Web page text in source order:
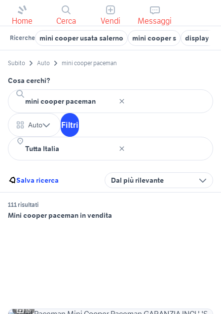
Home Cerca Vendi Messaggi
Ricerche mini cooper usata salerno mini cooper s display
Subito Auto mini cooper paceman
Cosa cerchi?
Auto Filtri
Salva ricerca Dal più rilevante
111 risultati
Mini cooper paceman in vendita
15